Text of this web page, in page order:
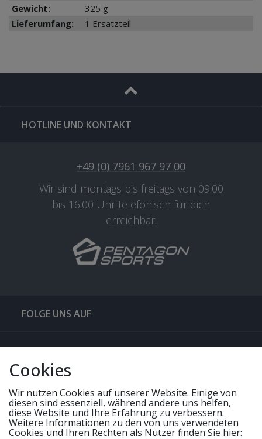
Gewicht:
325 g
Lieferumfang:
1 Ersatzteil
HOTLINE UND KONTAKT
+49 (0) 7961 967 97 00
Wir sind montags bis freitags von 09:00
bis 16:00 Uhr telefonisch für dich
erreichbar.
FOLGE UNS AUF
QUICKLINKS & TIPPS
UNSERE ANGEBOTE
Cookies
Wir nutzen Cookies auf unserer Website. Einige von
diesen sind essenziell, während andere uns helfen,
diese Website und Ihre Erfahrung zu verbessern.
Weitere Informationen zu den von uns verwendeten
Cookies und Ihren Rechten als Nutzer finden Sie hier: